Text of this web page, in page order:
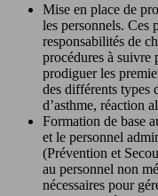
Mise en place de
les personnels. Ces
responsabilités de
procédures à suivre
prodiguer les
des différents types
d’asthme, réaction
Formation de base
et le personnel
(Prévention et
au personnel non
nécessaires pour